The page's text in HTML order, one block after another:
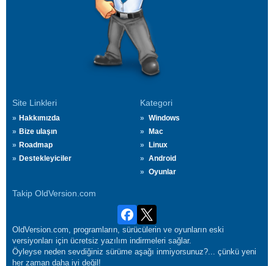
Site Linkleri
Hakkımızda
Bize ulaşın
Roadmap
Destekleyiciler
Kategori
Windows
Mac
Linux
Android
Oyunlar
Takip OldVersion.com
OldVersion.com, programların, sürücülerin ve oyunların eski
versiyonları için ücretsiz yazılım indirmeleri sağlar.
Öyleyse neden sevdiğiniz sürüme aşağı inmiyorsunuz?... çünkü yeni
her zaman daha iyi değil!